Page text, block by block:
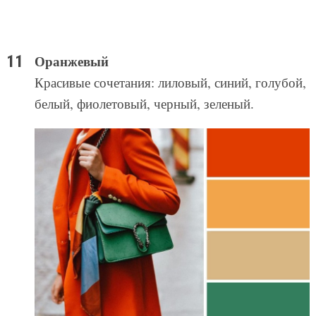
Оранжевый
Красивые сочетания: лиловый, синий, голубой,
белый, фиолетовый, черный, зеленый.